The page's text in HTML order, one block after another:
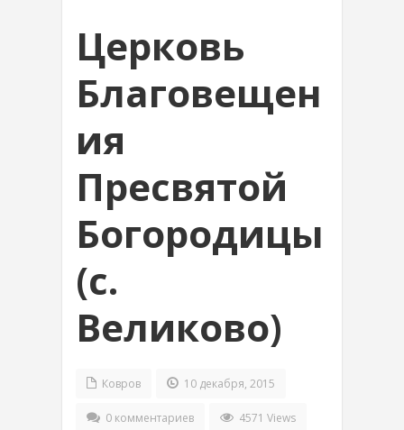
Церковь
Благовещен
ия
Пресвятой
Богородицы
(с.
Великово)
Ковров 10 декабря, 2015
0 комментариев 4571 Views